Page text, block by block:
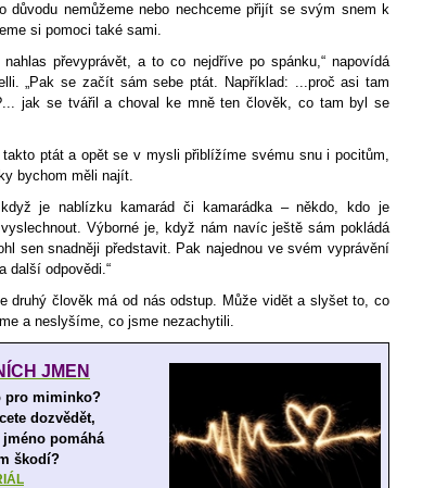
důvodu nemůžeme nebo nechceme přijít se svým snem k
si pomoci také sami.
převyprávět, a to co nejdříve po spánku,“ napovídá
„Pak se začít sám sebe ptát. Například: ...proč asi tam
jak se tvářil a choval ke mně ten člověk, co tam byl se
takto ptát a opět se v mysli přiblížíme svému snu i pocitům,
bychom měli najít.
je nablízku kamarád či kamarádka – někdo, kdo je
Výborné je, když nám navíc ještě sám pokládá
sen snadněji představit. Pak najednou ve svém vyprávění
další odpovědi.“
druhý člověk má od nás odstup. Může vidět a slyšet to, co
a neslyšíme, co jsme nezachytili.
JMEN
pro miminko?
dozvědět,
pomáhá
škodí?